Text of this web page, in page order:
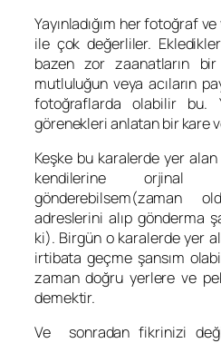
Yayınladığım her fotoğraf
ile çok değerliler.
bazen zor zaanatların
mutluluğun veya acıların
fotoğraflarda olabilir bu.
görenekleri anlatan bir kare
Keşke bu karalerde yer
kendilerine orjinal
gönderebilsem(zaman
adreslerini alıp gönderma
ki). Birgün o karalerde yer
irtibata geçme şansım
zaman doğru yerlere ve
demektir.
Ve sonradan fikrinizi